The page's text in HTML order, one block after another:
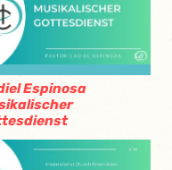
Espinosa